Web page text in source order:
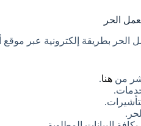
الحر
الحر بطريقة إلكترونية عبر
من هنا.